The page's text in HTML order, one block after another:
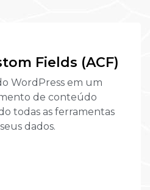
Fields (ACF)
WordPress em um
de conteúdo
todas as ferramentas
dados.